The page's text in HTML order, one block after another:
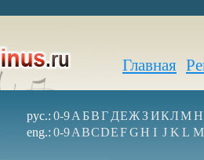
Главная
рус.: 0-9А БВГ ДЕЖ З ИКЛМН
eng.: 0-9ABCDEFGH I J K L M